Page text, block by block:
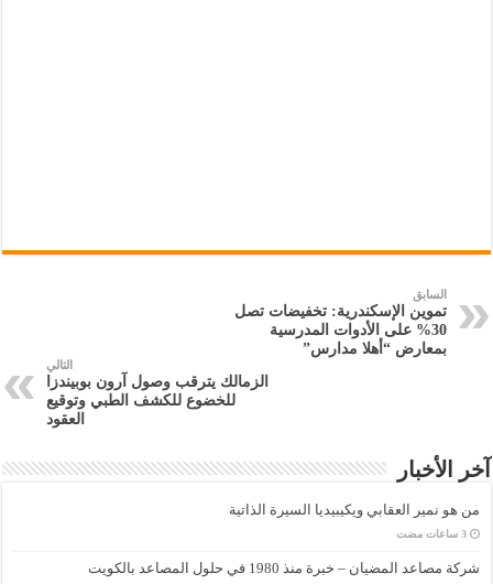
السابق
تموين الإسكندرية: تخفيضات تصل
30% على الأدوات المدرسية
بمعارض “أهلا مدارس”
التالي
الزمالك يترقب وصول آرون بوبيندزا
للخضوع للكشف الطبي وتوقيع
العقود
آخر الأخبار
من هو نمير العقابي ويكيبيديا السيرة الذاتية
‏3 ساعات مضت
شركة مصاعد المضيان – خبرة منذ 1980 في حلول المصاعد بالكويت